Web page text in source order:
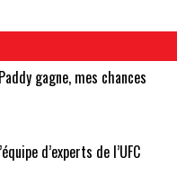
gagne, mes chances
d’experts de l’UFC